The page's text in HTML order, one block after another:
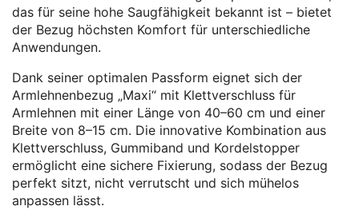
das für seine hohe Saugfähigkeit bekannt ist – bietet
der Bezug höchsten Komfort für unterschiedliche
Anwendungen.
Dank seiner optimalen Passform eignet sich der
Armlehnenbezug „Maxi“ mit Klettverschluss für
Armlehnen mit einer Länge von 40–60 cm und einer
Breite von 8–15 cm. Die innovative Kombination aus
Klettverschluss, Gummiband und Kordelstopper
ermöglicht eine sichere Fixierung, sodass der Bezug
perfekt sitzt, nicht verrutscht und sich mühelos
anpassen lässt.